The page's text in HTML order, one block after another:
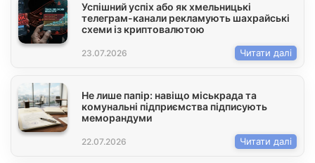
Успішний успіх або як хмельницькі
телеграм-канали рекламують шахрайські
схеми із криптовалютою
23.07.2026 Читати далі
Не лише папір: навіщо міськрада та
комунальні підприємства підписують
меморандуми
22.07.2026 Читати далі